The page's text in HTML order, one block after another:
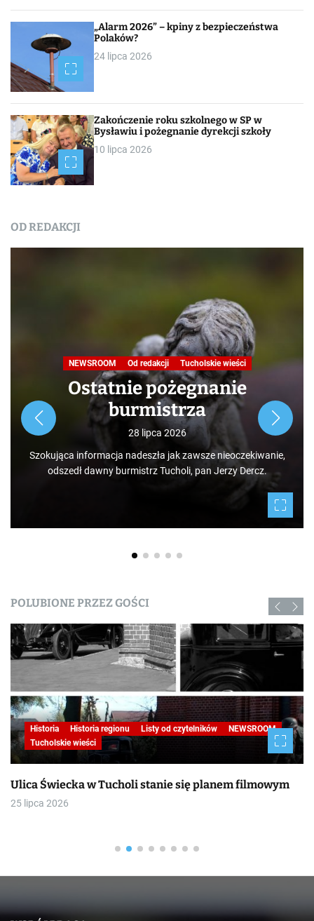
„Alarm 2026” – kpiny z bezpieczeństwa
Polaków?
24 lipca 2026
Zakończenie roku szkolnego w SP w
Bysławiu i pożegnanie dyrekcji szkoły
10 lipca 2026
OD REDAKCJI
W obiektywie TOKiS-u
Podróże małe i duże. Ścieżka
przyrodniczo-dydaktyczna
„Jelenia Wyspa”
24 lipca 2026
Rozpoczynamy nowy cykl opowieści zarówno dla
jak i mieszkańców, którzy niekoniecznie muszą
po świecie. Mamy niezwykłe szczęście żyć w Borach
Tucholskich i korzystać i to w dodatku za darmo z tego, co
daje nam natura.
POLUBIONE PRZEZ GOŚCI
Historia Historia regionu Listy od czytelników
NEWSROOM
Tucholskie wieści
Ulica Świecka w Tucholi stanie się planem filmowym
25 lipca 2026